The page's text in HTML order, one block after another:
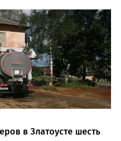
систем. Кроме электронных
предложения по
водоснабжения и канализации,
представить перечень
сценарии развития этой
В июне 2025 года
торгах. Тогда цена
выше - 9 миллионов 13 тысяч
разработка электронной
в Златоусте шесть